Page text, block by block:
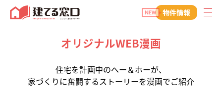
物件情報
オリジナルWEB漫画
住宅を計画中のへー＆ホーが、
家づくりに奮闘するストーリーを漫画でご紹介